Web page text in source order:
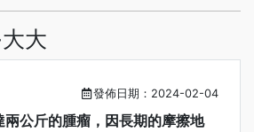
大
發佈日期：2024-02-04
公斤的腫瘤，因長期的摩擦地